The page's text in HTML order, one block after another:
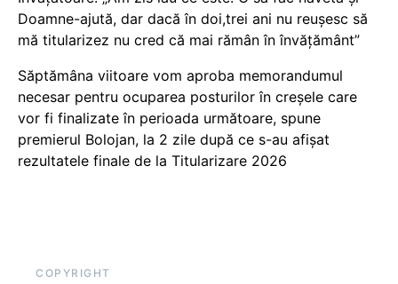
Doamne-ajută, dar dacă în doi,trei ani nu reușesc să
mă titularizez nu cred că mai rămân în învățământ”
Săptămâna viitoare vom aproba memorandumul
necesar pentru ocuparea posturilor în creșele care
vor fi finalizate în perioada următoare, spune
premierul Bolojan, la 2 zile după ce s-au afișat
rezultatele finale de la Titularizare 2026
COPYRIGHT